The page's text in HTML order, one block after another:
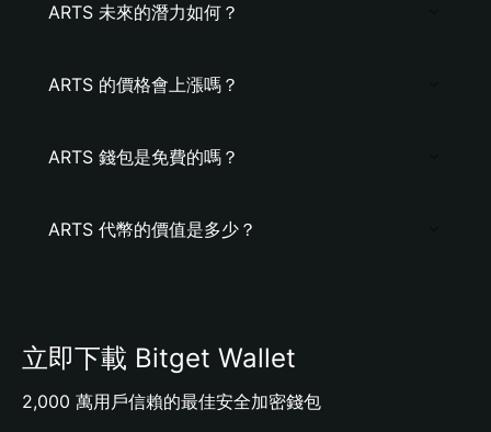
ARTS 未來的潛力如何？
ARTS 的價格會上漲嗎？
ARTS 錢包是免費的嗎？
ARTS 代幣的價值是多少？
立即下載 Bitget Wallet
2,000 萬用戶信賴的最佳安全加密錢包